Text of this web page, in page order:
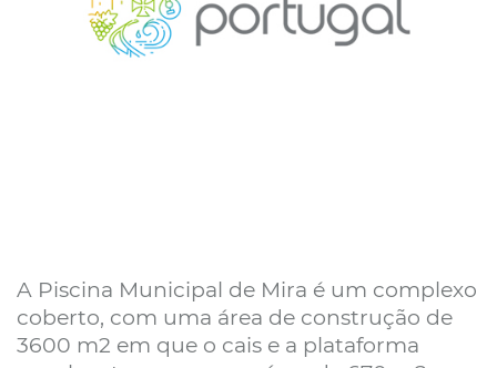
A Piscina Municipal de Mira é um complexo
coberto, com uma área de construção de
3600 m2 em que o cais e a plataforma